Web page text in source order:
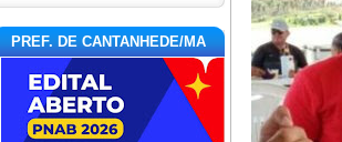
PREF. DE CANTANHEDE/MA